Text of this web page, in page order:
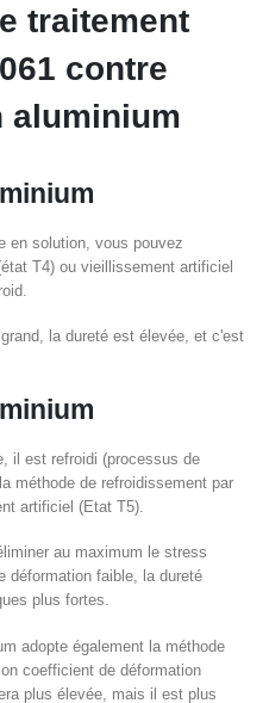
traitement
contre
aluminium
en solution, vous pouvez
T4) ou vieillissement artificiel
la dureté est élevée, et c'est
il est refroidi (processus de
méthode de refroidissement par
artificiel (Etat T5).
au maximum le stress
déformation faible, la dureté
plus fortes.
adopte également la méthode
coefficient de déformation
plus élevée, mais il est plus